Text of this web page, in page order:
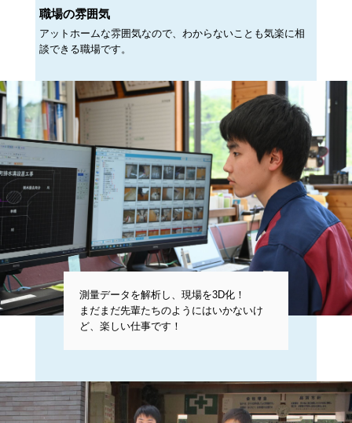
職場の雰囲気
アットホームな雰囲気なので、わからないことも気楽に相
談できる職場です。
測量データを解析し、現場を3D化！
まだまだ先輩たちのようにはいかないけ
ど、楽しい仕事です！